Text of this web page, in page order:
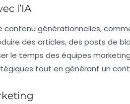
l’IA
générationnelles,
des articles, des posts de
le temps des équipes
tout en générant un